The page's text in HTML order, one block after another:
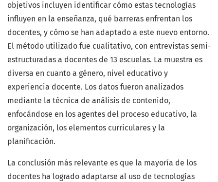
objetivos incluyen identificar cómo estas tecnologías
influyen en la enseñanza, qué barreras enfrentan los
docentes, y cómo se han adaptado a este nuevo entorno.
El método utilizado fue cualitativo, con entrevistas semi-
estructuradas a docentes de 13 escuelas. La muestra es
diversa en cuanto a género, nivel educativo y
experiencia docente. Los datos fueron analizados
mediante la técnica de análisis de contenido,
enfocándose en los agentes del proceso educativo, la
organización, los elementos curriculares y la
planificación.
La conclusión más relevante es que la mayoría de los
docentes ha logrado adaptarse al uso de tecnologías